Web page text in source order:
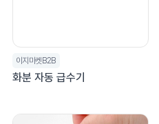
이지마켓B2B
화분 자동 급수기